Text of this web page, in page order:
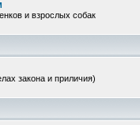
и взрослых собак
закона и приличия)